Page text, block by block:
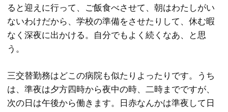
ると迎えに行って、ご飯食べさせて、朝はわたしがい
ないわけだから、学校の準備をさせたりして、休む暇
なく深夜に出かける。自分でもよく続くなあ、と思
う。
三交替勤務はどこの病院も似たりよったりです。うち
は、準夜は夕方四時から夜中の時、二時までですが、
次の日は午後から働きます。日赤なんかは準夜して日